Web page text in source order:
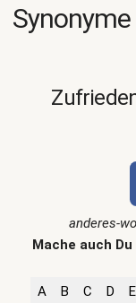
anderes-
Mache auch
A
B C D E